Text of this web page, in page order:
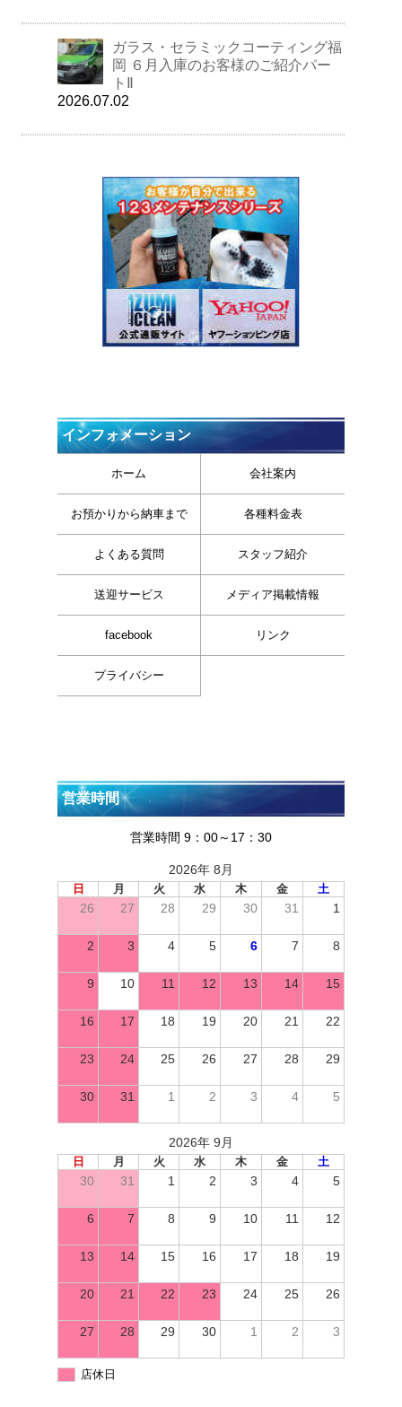
ガラス・セラミックコーティング福
岡 ６月入庫のお客様のご紹介パー
トⅡ
2026.07.02
インフォメーション
ホーム 会社案内
お預かりから納車まで 各種料金表
よくある質問 スタッフ紹介
送迎サービス メディア掲載情報
facebook リンク
プライバシー
営業時間
営業時間 9：00～17：30
2026年 8月
日 月 火 水 木 金 土
26 27 28 29 30 31 1
2 3 4 5 6 7 8
9 10 11 12 13 14 15
16 17 18 19 20 21 22
23 24 25 26 27 28 29
30 31 1 2 3 4 5
2026年 9月
日 月 火 水 木 金 土
30 31 1 2 3 4 5
6 7 8 9 10 11 12
13 14 15 16 17 18 19
20 21 22 23 24 25 26
27 28 29 30 1 2 3
店休日